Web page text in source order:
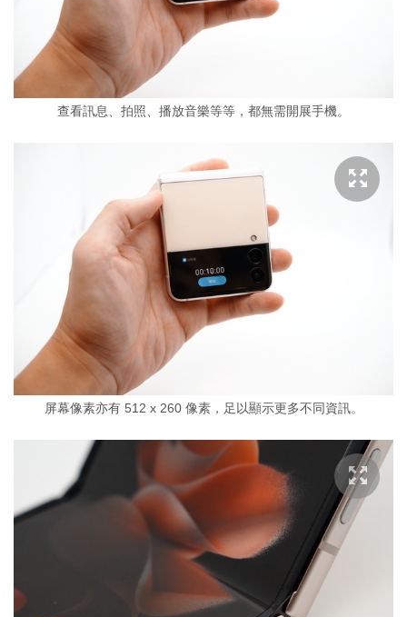
查看訊息、拍照、播放音樂等等，都無需開展手機。
屏幕像素亦有 512 x 260 像素，足以顯示更多不同資訊。